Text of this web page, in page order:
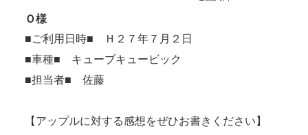
Ｏ様
■ご利用日時■ Ｈ２７年７月２日
■車種■ キューブキュービック
■担当者■ 佐藤
【アップルに対する感想をぜひお書きください】